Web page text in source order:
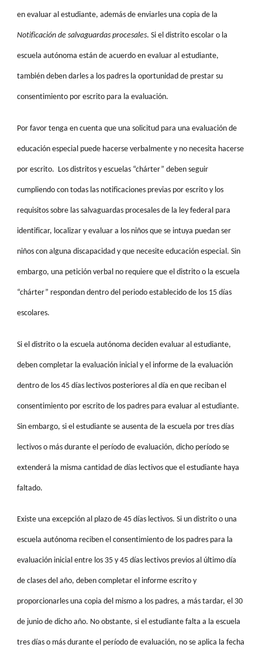
en evaluar al estudiante, además de enviarles una copia de la
Notificación de salvaguardas procesales. Si el distrito escolar o la
escuela autónoma están de acuerdo en evaluar al estudiante,
también deben darles a los padres la oportunidad de prestar su
consentimiento por escrito para la evaluación.
Por favor tenga en cuenta que una solicitud para una evaluación de
educación especial puede hacerse verbalmente y no necesita hacerse
por escrito. Los distritos y escuelas “chárter” deben seguir
cumpliendo con todas las notificaciones previas por escrito y los
requisitos sobre las salvaguardas procesales de la ley federal para
identificar, localizar y evaluar a los niños que se intuya puedan ser
niños con alguna discapacidad y que necesite educación especial. Sin
embargo, una petición verbal no requiere que el distrito o la escuela
“chárter” respondan dentro del periodo establecido de los 15 días
escolares.
Si el distrito o la escuela autónoma deciden evaluar al estudiante,
deben completar la evaluación inicial y el informe de la evaluación
dentro de los 45 días lectivos posteriores al día en que reciban el
consentimiento por escrito de los padres para evaluar al estudiante.
Sin embargo, si el estudiante se ausenta de la escuela por tres días
lectivos o más durante el período de evaluación, dicho período se
extenderá la misma cantidad de días lectivos que el estudiante haya
faltado.
Existe una excepción al plazo de 45 días lectivos. Si un distrito o una
escuela autónoma reciben el consentimiento de los padres para la
evaluación inicial entre los 35 y 45 días lectivos previos al último día
de clases del año, deben completar el informe escrito y
proporcionarles una copia del mismo a los padres, a más tardar, el 30
de junio de dicho año. No obstante, si el estudiante falta a la escuela
tres días o más durante el período de evaluación, no se aplica la fecha